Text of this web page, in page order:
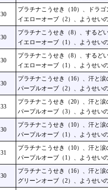
30
プラチナこうせき（10）、ドラゴ
イエローオーブ（2）、ようせい
30
プラチナこうせき（8）、するど
イエローオーブ（1）、ようせい
30
プラチナこうせき（8）、するど
イエローオーブ（1）、ようせい
30
プラチナこうせき（16）、汗と涙
パープルオーブ（2）、ようせい
33
プラチナこうせき（20）、汗と涙
パープルオーブ（3）、ようせい
30
プラチナこうせき（10）、汗と涙
パープルオーブ（1）、ようせい
31
プラチナこうせき（10）、汗と涙
パープルオーブ（1）、ようせい
30
プラチナこうせき（16）、汗と涙
グリーンオーブ（2）、ようせい